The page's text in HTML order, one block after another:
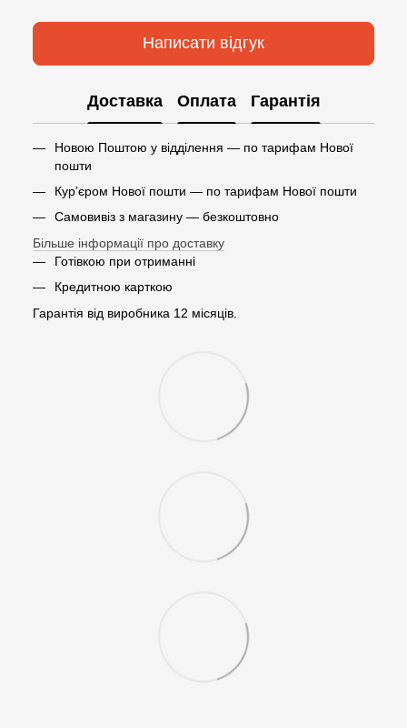
Написати відгук
Доставка Оплата Гарантія
Новою Поштою у відділення — по тарифам Нової
пошти
Кур’єром Нової пошти — по тарифам Нової пошти
Самовивіз з магазину — безкоштовно
Більше інформації про доставку
Готівкою при отриманні
Кредитною карткою
Гарантія від виробника 12 місяців.